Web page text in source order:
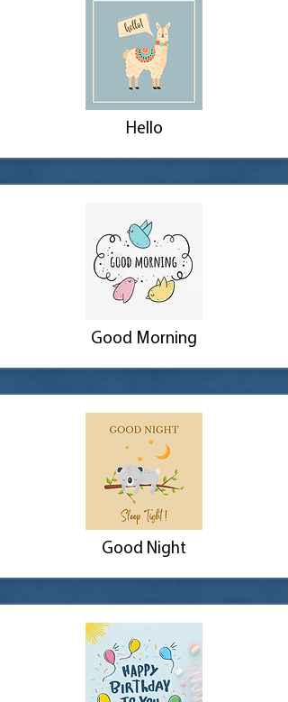
Hello
Good Morning
Good Night